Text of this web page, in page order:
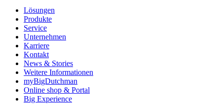
Lösungen
Produkte
Service
Unternehmen
Karriere
Kontakt
News & Stories
Weitere Informationen
myBigDutchman
Online shop & Portal
Big Experience